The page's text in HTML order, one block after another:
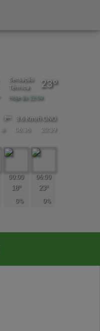
Sensação
Térmica
23º
Hoje ás 22:04
3.6 Km/h ONO
☼ 06:36 20:39
00:00
18º
0%
06:00
23º
0%